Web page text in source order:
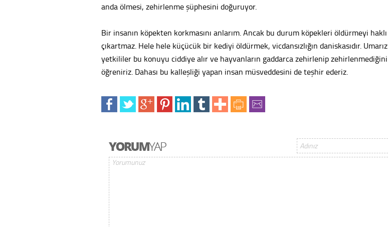
anda ölmesi, zehirlenme şüphesini doğuruyor.
Bir insanın köpekten korkmasını anlarım. Ancak bu durum köpekleri öldürmeyi haklı
çıkartmaz. Hele hele küçücük bir kediyi öldürmek, vicdansızlığın daniskasıdır. Umarız
yetkililer bu konuyu ciddiye alır ve hayvanların gaddarca zehirlenip zehirlenmediğini
öğreniriz. Dahası bu kalleşliği yapan insan müsveddesini de teşhir ederiz.